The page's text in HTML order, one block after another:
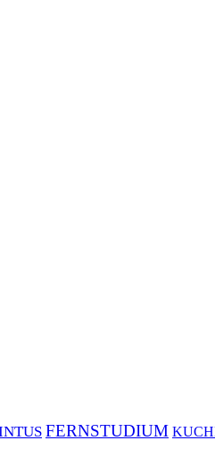
FERNSTUDIUM